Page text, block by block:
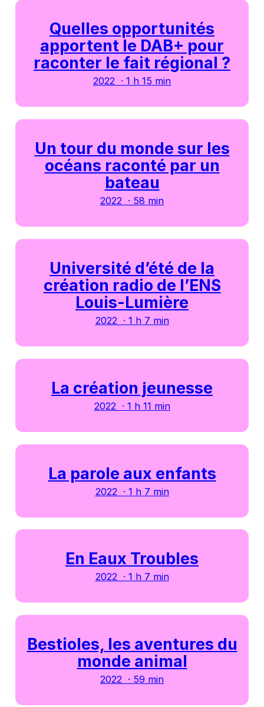
Quelles opportunités
apportent le DAB+ pour
raconter le fait régional ?
2022 · 1 h 15 min
Un tour du monde sur les
océans raconté par un
bateau
2022 · 58 min
Université d’été de la
création radio de l’ENS
Louis-Lumière
2022 · 1 h 7 min
La création jeunesse
2022 · 1 h 11 min
La parole aux enfants
2022 · 1 h 7 min
En Eaux Troubles
2022 · 1 h 7 min
Bestioles, les aventures du
monde animal
2022 · 59 min